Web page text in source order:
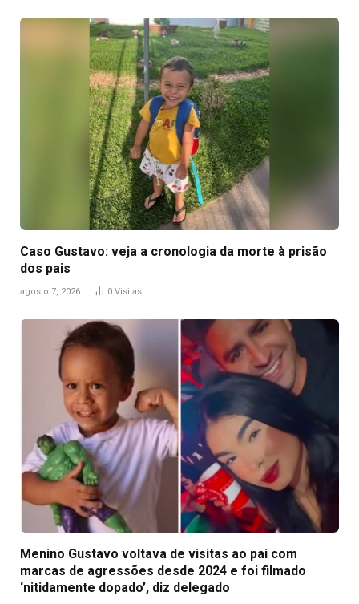
Caso Gustavo: veja a cronologia da morte à prisão
dos pais
agosto 7, 2026 0 Visitas
Menino Gustavo voltava de visitas ao pai com
marcas de agressões desde 2024 e foi filmado
‘nitidamente dopado’, diz delegado